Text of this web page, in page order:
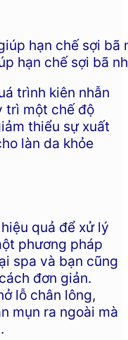
hạn chế sợi bã
trình kiên nhẫn
trì một chế độ
thiểu sự xuất
làn da khỏe
quả để xử lý
phương pháp
spa và bạn cũng
đơn giản.
lỗ chân lông,
mụn ra ngoài mà